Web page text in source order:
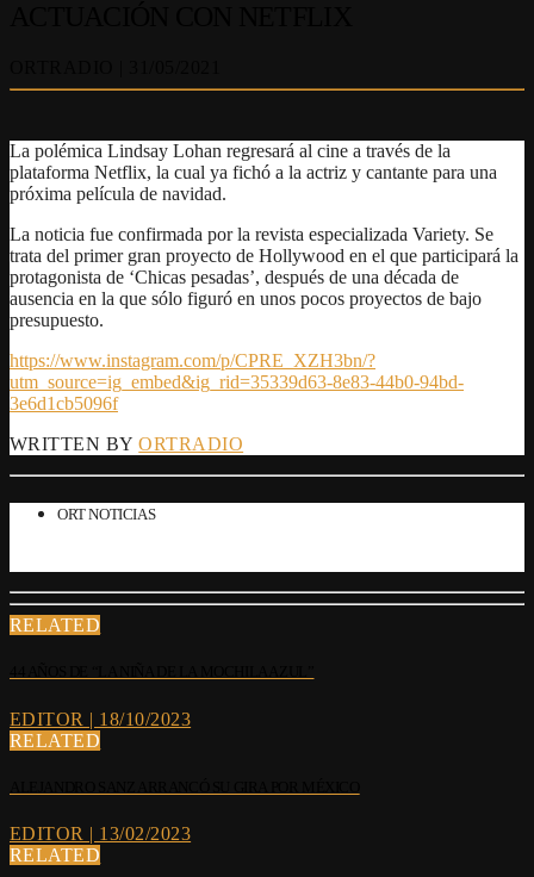
La polémica Lindsay Lohan regresará al cine a través de la
plataforma Netflix, la cual ya fichó a la actriz y cantante para una
próxima película de navidad.
La noticia fue confirmada por la revista especializada Variety. Se
trata del primer gran proyecto de Hollywood en el que participará la
protagonista de ‘Chicas pesadas’, después de una década de
ausencia en la que sólo figuró en unos pocos proyectos de bajo
presupuesto.
https://www.instagram.com/p/CPRE_XZH3bn/?
utm_source=ig_embed&ig_rid=35339d63-8e83-44b0-94bd-
3e6d1cb5096f
WRITTEN BYORTRADIO
ORT NOTICIAS
RELATED
EDITOR | 18/10/2023
RELATED
EDITOR | 13/02/2023
RELATED